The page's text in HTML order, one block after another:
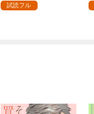
試読フル